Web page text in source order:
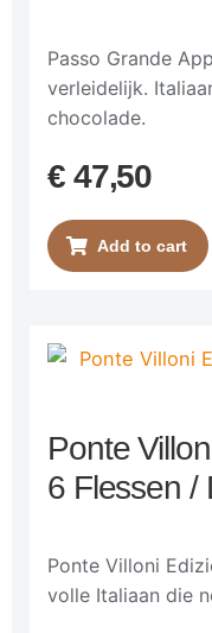
Passo Grande
verleidelijk.
chocolade.
€47,50
Add to cart
Ponte
6 Flessen /
Ponte Villoni
volle Italiaan die